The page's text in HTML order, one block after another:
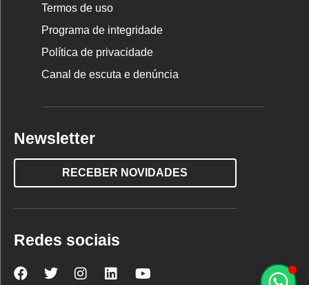
Termos de uso
Programa de integridade
Política de privacidade
Canal de escuta e denúncia
Newsletter
RECEBER NOVIDADES
Redes sociais
NovaNova Nova Nova